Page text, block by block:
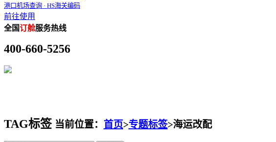
港口机场查询 · HS海关编码
前往使用
全国订舱服务热线
400-660-5256
TAG标签 当前位置： 首页>专题标签>海运改配